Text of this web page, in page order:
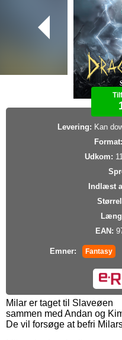
Levering: Kan
Format:
Udkom:
Indlæst
EAN:
Emner: Fantasy
Milar er taget til Slaveøen
sammen med Andan og
De vil forsøge at befri